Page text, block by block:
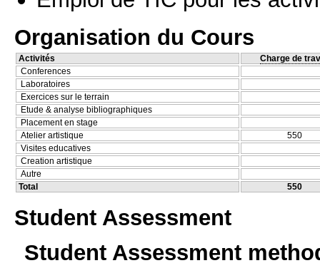
Organisation du Cours
Activités
Charge de
Conferences
Laboratoires
Exercices sur le terrain
Etude & analyse bibliographiques
Placement en stage
Atelier artistique
550
Visites educatives
Creation artistique
Autre
Total
550
Student Assessment
Student Assessment